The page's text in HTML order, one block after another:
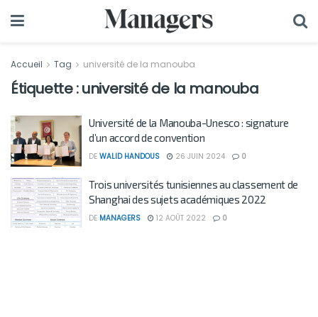
Accueil Tag université de la manouba
Étiquette :université de la manouba
Université de la Manouba-Unesco : signature
d’un accord de convention
DE WALID HANDOUS 26 JUIN 2024 0
Trois universités tunisiennes au classement de
Shanghai des sujets académiques 2022
DE MANAGERS 12 AOÛT 2022 0